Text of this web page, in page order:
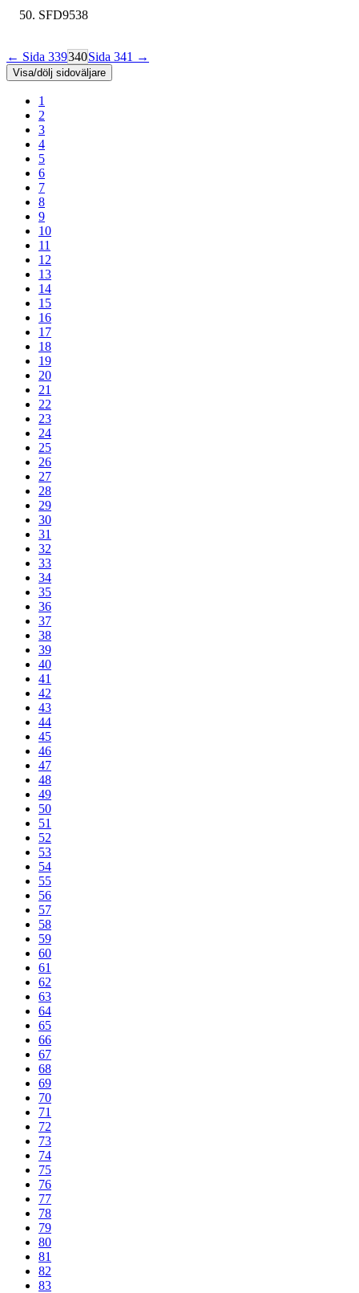
SFD9538
← Sida 339340Sida 341 →
Visa/dölj sidoväljare
1
2
3
4
5
6
7
8
9
10
11
12
13
14
15
16
17
18
19
20
21
22
23
24
25
26
27
28
29
30
31
32
33
34
35
36
37
38
39
40
41
42
43
44
45
46
47
48
49
50
51
52
53
54
55
56
57
58
59
60
61
62
63
64
65
66
67
68
69
70
71
72
73
74
75
76
77
78
79
80
81
82
83